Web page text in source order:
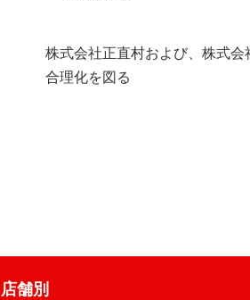
株式会社正直村および、株式
合理化を図る
店舗別